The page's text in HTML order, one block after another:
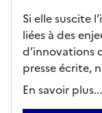
Si elle suscite
liées à des
d’innovations
presse écrite,
En savoir plus...